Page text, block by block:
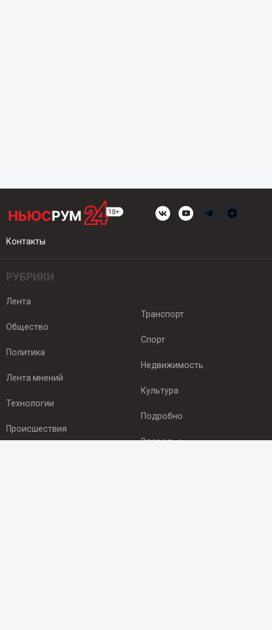
Контакты
РУБРИКИ
Лента
Общество
Политика
Лента мнений
Технологии
Происшествия
Транспорт
Спорт
Недвижимость
Культура
Подробно
Здоровье